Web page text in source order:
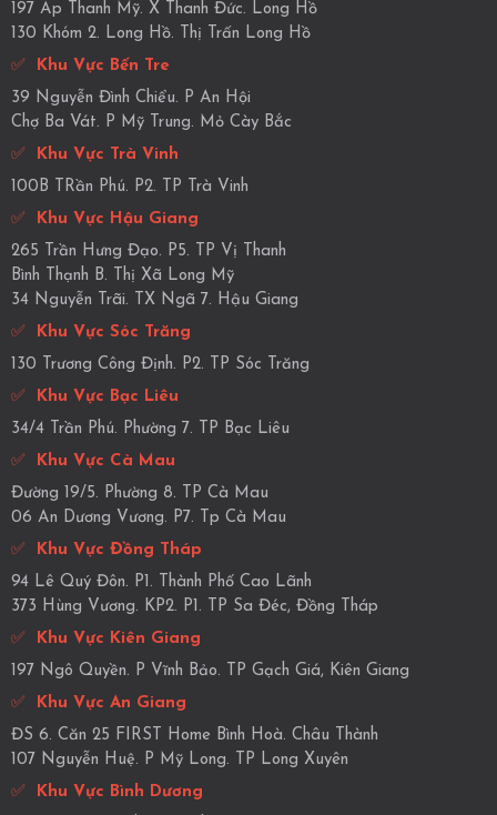
197 Ấp Thanh Mỹ. X Thanh Đức. Long Hồ
130 Khóm 2. Long Hồ. Thị Trấn Long Hồ
✅ Khu Vực Bến Tre
39 Nguyễn Đình Chiểu. P An Hội
Chợ Ba Vát. P Mỹ Trung. Mỏ Cày Bắc
✅ Khu Vực Trà Vinh
100B TRần Phú. P2. TP Trà Vinh
✅ Khu Vực Hậu Giang
265 Trần Hưng Đạo. P5. TP Vị Thanh
Bình Thạnh B. Thị Xã Long Mỹ
34 Nguyễn Trãi. TX Ngã 7. Hậu Giang
✅ Khu Vực Sóc Trăng
130 Trương Công Định. P2. TP Sóc Trăng
✅ Khu Vực Bạc Liêu
34/4 Trần Phú. Phường 7. TP Bạc Liêu
✅ Khu Vực Cà Mau
Đường 19/5. Phường 8. TP Cà Mau
06 An Dương Vương. P7. Tp Cà Mau
✅ Khu Vực Đồng Tháp
94 Lê Quý Đôn. P1. Thành Phố Cao Lãnh
373 Hùng Vương. KP2. P1. TP Sa Đéc, Đồng Tháp
✅ Khu Vực Kiên Giang
197 Ngô Quyền. P Vĩnh Bảo. TP Gạch Giá, Kiên Giang
✅ Khu Vực An Giang
ĐS 6. Căn 25 FIRST Home Bình Hoà. Châu Thành
107 Nguyễn Huệ. P Mỹ Long. TP Long Xuyên
✅ Khu Vực Bình Dương